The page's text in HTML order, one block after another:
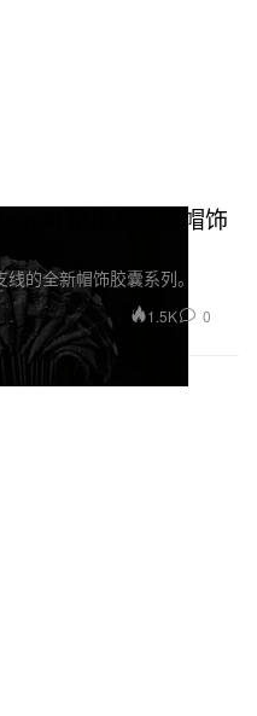
推出高机能帽饰
的全新帽饰胶囊系列。
1.5K 0